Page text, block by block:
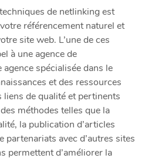
de netlinking est
référencement naturel et
site web. L’une de ces
à une agence de
spécialisée dans le
et des ressources
liens de qualité et pertinents
méthodes telles que la
la publication d’articles
partenariats avec d’autres sites
permettent d’améliorer la